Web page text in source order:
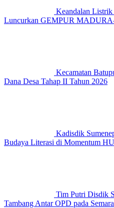
Keandalan
Luncurkan GEMPUR
Kecamatan
Dana Desa Tahap II Tahun 2026
Kadisdik
Budaya Literasi di Momentum
Tim Putri Disdik
Tambang Antar OPD pada